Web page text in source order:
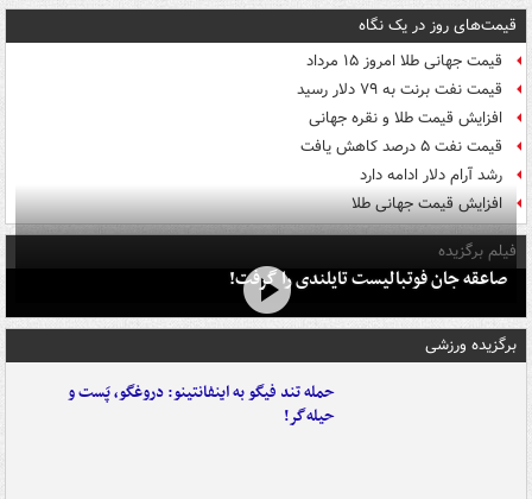
قیمت‌های روز در یک نگاه
قیمت جهانی طلا امروز ۱۵ مرداد
قیمت نفت برنت به ۷۹ دلار رسید
افزایش قیمت طلا و نقره جهانی
قیمت نفت ۵ درصد کاهش یافت
رشد آرام دلار ادامه دارد
افزایش قیمت جهانی طلا
فیلم برگزیده
صاعقه جان فوتبالیست تایلندی را گرفت!
برگزیده ورزشی
حمله تند فیگو به اینفانتینو: دروغگو، پَست‌ و
حیله‌گر!